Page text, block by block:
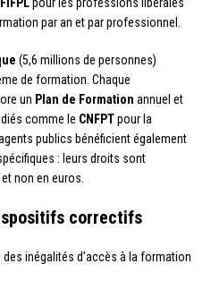
FIFPL pour les professions libérales
par an et par professionnel.
(5,6 millions de personnes)
de formation. Chaque
un Plan de Formation annuel et
comme le CNFPTpour la
publics bénéficient également
: leurs droits sont
non en euros.
correctifs
inégalités d’accès à la formation